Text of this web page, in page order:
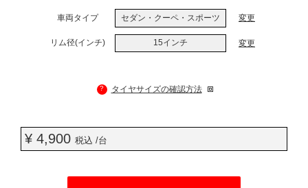
車両タイプ セダン・クーペ・スポーツ 変更
リム径(インチ) 15インチ 変更
? タイヤサイズの確認方法
¥ 4,900 税込 /台